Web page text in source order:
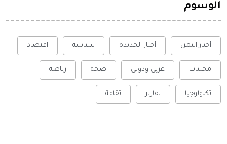
الوسوم
أخبار اليمن أخبار الحديدة سياسة اقتصاد
محليات عربي ودولي صحة رياضة
تكنولوجيا تقارير ثقافة